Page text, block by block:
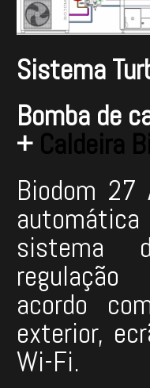
Sistema
Bomba de
+ Caldeira
Biodom 27
sistema
acordo
exterior,
Wi-Fi.